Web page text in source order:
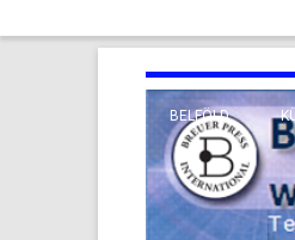
BELFÖLD
VALLÁS